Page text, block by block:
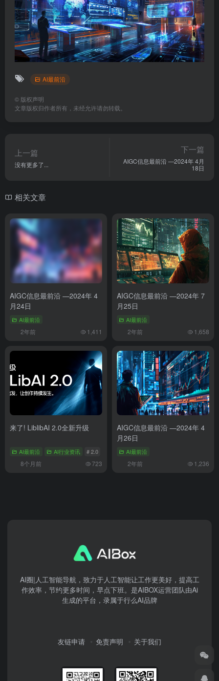
AI最前沿
© 版权声明
文章版权归作者所有，未经允许请勿转载。
上一篇
没有更多了...
下一篇
AIGC信息最前沿 —2024年 4月
18日
相关文章
AIGC信息最前沿 —2024年 4
月24日
AI最前沿
2年前 1,411
AIGC信息最前沿 —2024年 7
月25日
AI最前沿
2年前 1,658
来了! LiblibAI 2.0全新升级
AI最前沿 AI行业资讯 # 2.0 # AI绘图 # liblib
8个月前 723
AIGC信息最前沿 —2024年 4
月26日
AI最前沿
2年前 1,236
AI圈|人工智能导航，致力于人工智能让工作更美好，提高工
作效率，节约更多时间，早点下班。是AIBOX运营团队由Ai
生成的平台，录属于行么AI品牌
友链申请 免责声明 关于我们